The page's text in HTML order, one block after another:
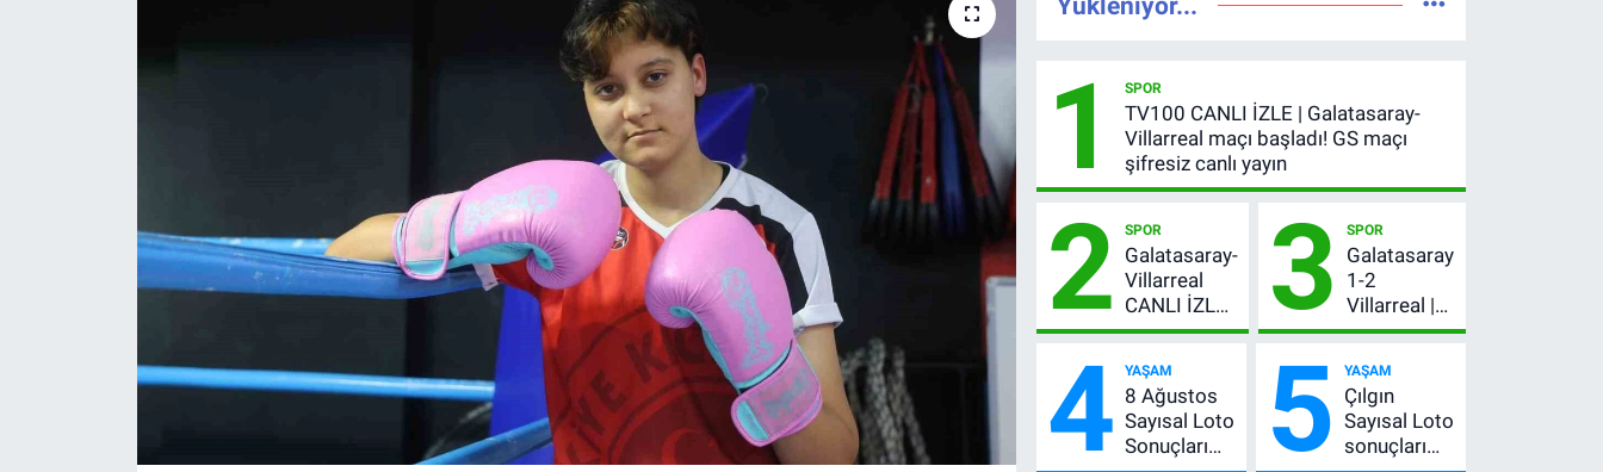
1 SPOR
TV100 CANLI İZLE | Galatasaray-
Villarreal maçı başladı! GS maçı
şifresiz canlı yayın
2 SPOR
Galatasaray-
Villarreal
CANLI İZLE |
GS maçı
kanalda,
şifresiz mi?
3 SPOR
Galatasaray
1-2
Villarreal |
Maç özeti
peş peşe
geldi, Okan
Buruk
kırmızı kart
4 YAŞAM
8 Ağustos
Sayısal Loto
Sonuçları
5 YAŞAM
Çılgın
Sayısal Loto
sonuçları